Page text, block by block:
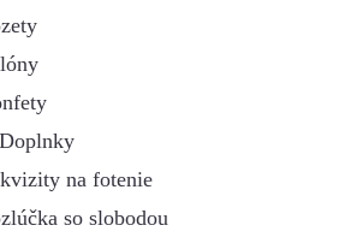
Doplnky
na fotenie
so slobodou